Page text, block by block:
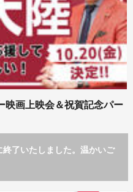
映画上映会＆祝賀記念パー
了いたしました。温かいご